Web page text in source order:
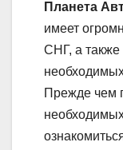
Планета
имеет
СНГ, а также
Прежде чем